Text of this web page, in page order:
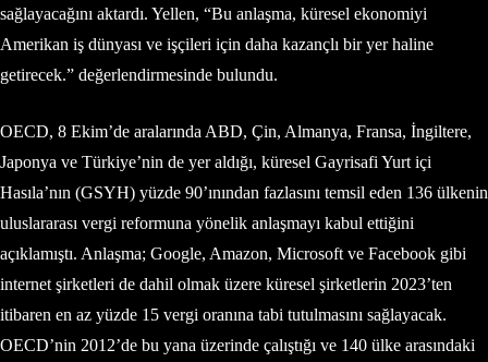
sağlayacağını aktardı. Yellen, “Bu anlaşma, küresel ekonomiyi
Amerikan iş dünyası ve işçileri için daha kazançlı bir yer haline
getirecek.” değerlendirmesinde bulundu.
OECD, 8 Ekim’de aralarında ABD, Çin, Almanya, Fransa, İngiltere,
Japonya ve Türkiye’nin de yer aldığı, küresel Gayrisafi Yurt içi
Hasıla’nın (GSYH) yüzde 90’ınından fazlasını temsil eden 136 ülkenin
uluslararası vergi reformuna yönelik anlaşmayı kabul ettiğini
açıklamıştı. Anlaşma; Google, Amazon, Microsoft ve Facebook gibi
internet şirketleri de dahil olmak üzere küresel şirketlerin 2023’ten
itibaren en az yüzde 15 vergi oranına tabi tutulmasını sağlayacak.
OECD’nin 2012’de bu yana üzerinde çalıştığı ve 140 ülke arasındaki